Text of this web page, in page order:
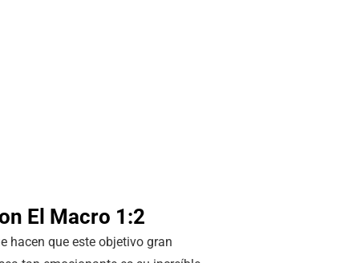
El Macro 1:2
hacen que este objetivo gran